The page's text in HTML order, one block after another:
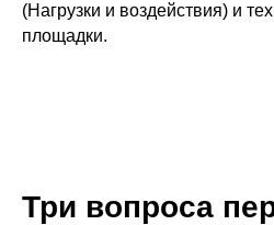
(Нагрузки и воздействия) и
площадки.
Три вопроса